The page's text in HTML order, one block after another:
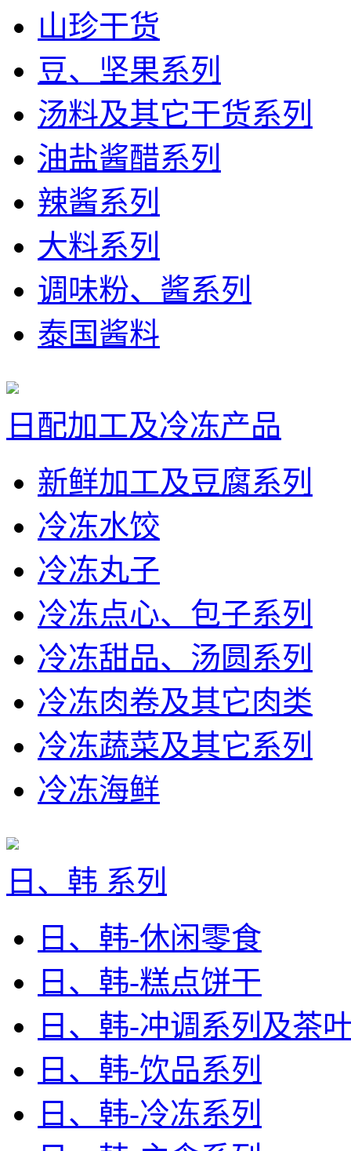
山珍干货
豆、坚果系列
汤料及其它干货系列
油盐酱醋系列
辣酱系列
大料系列
调味粉、酱系列
泰国酱料
日配加工及冷冻产品
新鲜加工及豆腐系列
冷冻水饺
冷冻丸子
冷冻点心、包子系列
冷冻甜品、汤圆系列
冷冻肉卷及其它肉类
冷冻蔬菜及其它系列
冷冻海鲜
日、韩 系列
日、韩-休闲零食
日、韩-糕点饼干
日、韩-冲调系列及茶
日、韩-饮品系列
日、韩-冷冻系列